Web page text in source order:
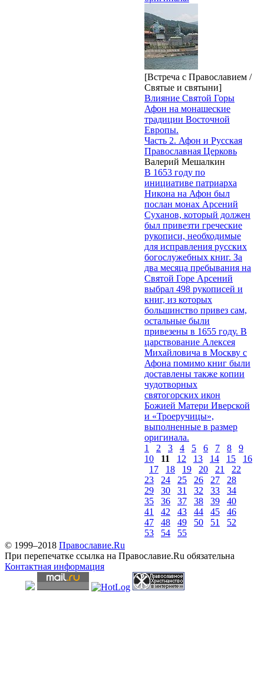
[Встреча с Православием /
Святые и святыни]
Влияние Святой Горы
Афон на монашеские
традиции Восточной
Европы.
Часть 2. Афон и Русская
Православная Церковь
Валерий Мешалкин
В 1653 году по
инициативе патриарха
Никона на Афон был
послан монах Арсений
Суханов, который должен
был привезти греческие
рукописи, необходимые
для исправления русских
богослужебных книг. За
два месяца пребывания на
Святой Горе Арсений
выбрал 498 рукописей и
книг, из которых
большинство привез сам,
остальные были
привезены в 1655 году. В
царствование Алексея
Михайловича в Москву с
Афона помимо книг были
доставлены также копии
чудотворных
святогорских икон
Божией Матери Иверской
и «Троеручицы»,
выполненные в размер
оригинала.
1
2 3 4 5 6 7 8
9
10
11 12 13 14 15
16
17
18 19 20 21
22
23
24 25 26 27
28
29
30 31 32 33
34
35
36 37 38 39
40
41
42 43 44 45
46
47
48 49 50 51
52
53
54
55
© 1999–2018 Православие.Ru
При перепечатке ссылка на Православие.Ru обязательна
Контактная информация